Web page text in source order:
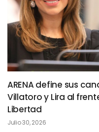
ARENA define sus
Villatoro y Lira al
Libertad
Julio 30, 2026